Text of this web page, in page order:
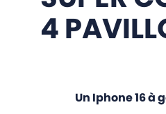
4
Un Iphone 16 à